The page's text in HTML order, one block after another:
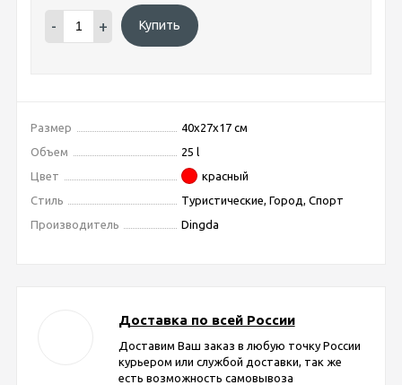
- + Купить
Размер
40х27х17 см
Объем
25 l
Цвет
красный
Стиль
Туристические, Город, Спорт
Производитель
Dingda
Доставка по всей России
Доставим Ваш заказ в любую точку России
курьером или службой доставки, так же
есть возможность самовывоза